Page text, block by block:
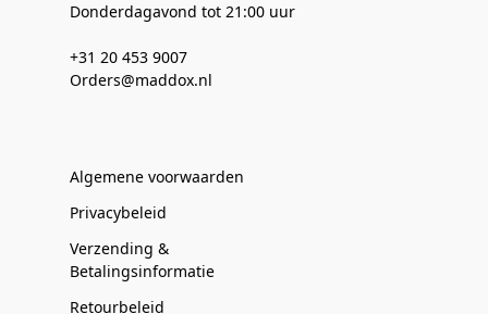
Donderdagavond tot 21:00 uur
+31 20 453 9007
Orders@maddox.nl
Algemene voorwaarden
Privacybeleid
Verzending &
Betalingsinformatie
Retourbeleid